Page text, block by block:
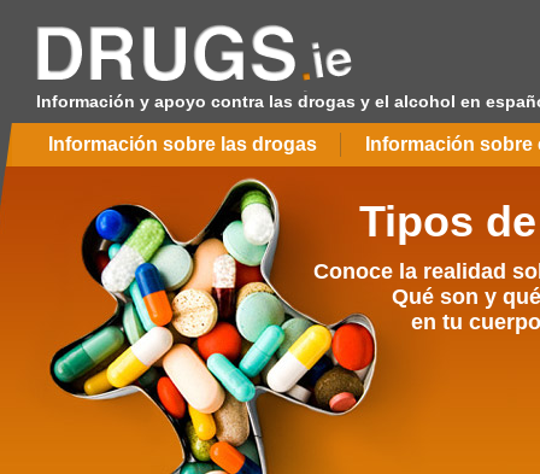
Información y apoyo contra las drogas y el alcohol en
Información sobre las drogas Información sobre
Tipos
Conoce la realidad
Qué son y
en tu